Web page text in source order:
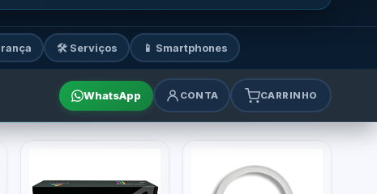
🛠️ Serviços 📱 Smartphones
WhatsApp CONTA CARRINHO
e acessórios